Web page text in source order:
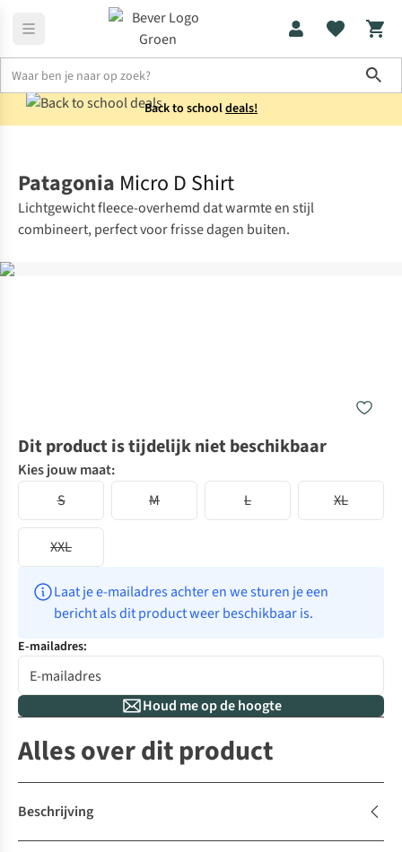
Back to schooldeals!
Patagonia Micro D Shirt
Lichtgewicht fleece-overhemd dat warmte en stijl
combineert, perfect voor frisse dagen buiten.
Dit product is tijdelijk niet beschikbaar
Kies jouw maat:
S
M L XL
XXL
Laat je e-mailadres achter en we sturen je een
bericht als dit product weer beschikbaar is.
E-mailadres:
Houd me op de hoogte
Alles over dit product
Beschrijving